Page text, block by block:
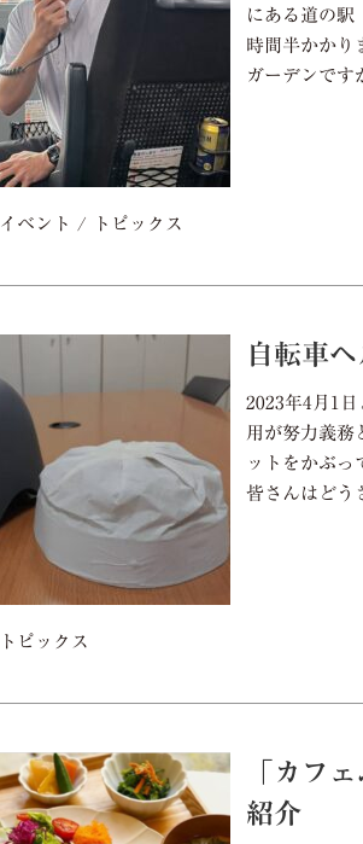
イベント / トピックス
にある道の駅
時間半かかり
ガーデンです
トピックス
自転車
2023年4月1
用が努力義務
ットをかぶっ
皆さんはどう
「カフ
紹介